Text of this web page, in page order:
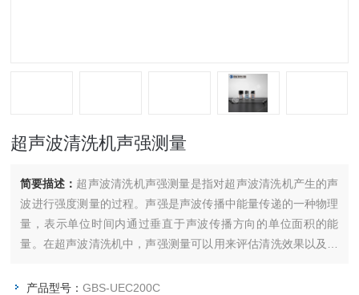
超声波清洗机声强测量
简要描述： 超声波清洗机声强测量是指对超声波清洗机产生的声
波进行强度测量的过程。声强是声波传播中能量传递的一种物理
量，表示单位时间内通过垂直于声波传播方向的单位面积的能
量。在超声波清洗机中，声强测量可以用来评估清洗效果以及优
备进行实时或定点测量。
产品型号：GBS-UEC200C